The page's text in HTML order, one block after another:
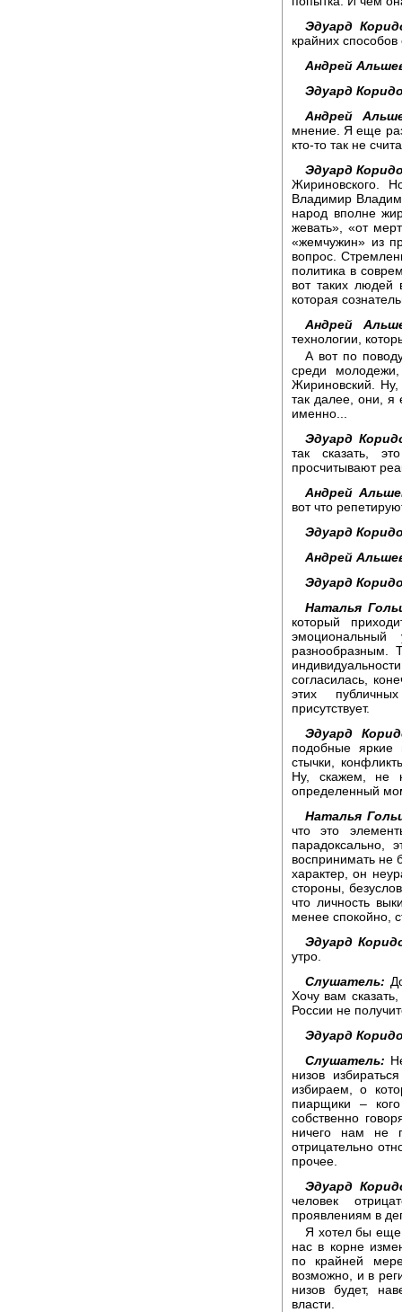
Эдуард
крайних способов
Андрей
Эдуард
Андрей
мнение. Я еще раз
кто-то так не
Эдуард
Жириновского.
Владимир
народ вполне
жевать», «от
«жемчужин» из
вопрос.
политика в
вот таких людей
которая
Андрей
технологии,
А вот по
среди
Жириновский.
так далее, они, я
именно...
Эдуард
так сказать,
просчитывают
Андрей
вот что
Эдуард
Андрей
Эдуард
Наталья
который
разнообразным.
согласилась,
этих
присутствует.
Эдуард
подобные яркие
стычки,
Ну, скажем, не
определенный
Наталья
что это
парадоксально,
воспринимать не
характер, он
стороны,
что личность
менее спокойно,
Эдуард
утро.
Слушатель:
Хочу вам
России не
Эдуард
Слушатель:
низов
избираем, о
пиарщики –
собственно
ничего нам не
отрицательно
прочее.
Эдуард
человек
проявлениям в
Я хотел бы еще
нас в корне
по крайней
возможно, и в
низов будет,
власти.